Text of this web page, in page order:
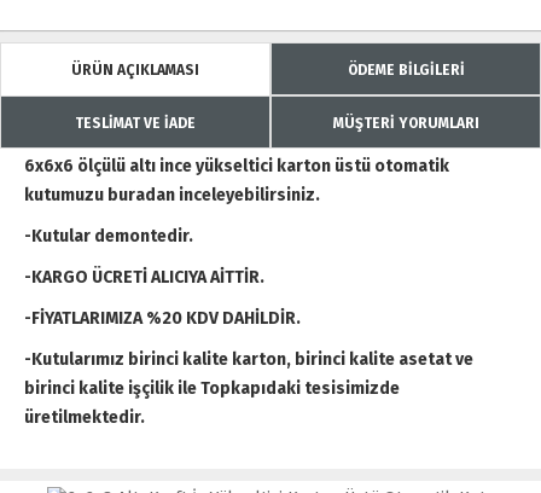
ÜRÜN AÇIKLAMASI ÖDEME BİLGİLERİ
TESLİMAT VE İADE MÜŞTERİ YORUMLARI
6x6x6 ölçülü altı ince yükseltici karton üstü otomatik
kutumuzu buradan inceleyebilirsiniz.
-Kutular demontedir.
-KARGO ÜCRETİ ALICIYA AİTTİR.
-FİYATLARIMIZA %20 KDV DAHİLDİR.
-Kutularımız birinci kalite karton, birinci kalite asetat ve
birinci kalite işçilik ile Topkapıdaki tesisimizde
üretilmektedir.